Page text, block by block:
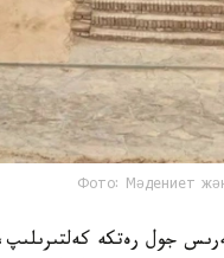
Фото: Мәдениет
جول رەتكە